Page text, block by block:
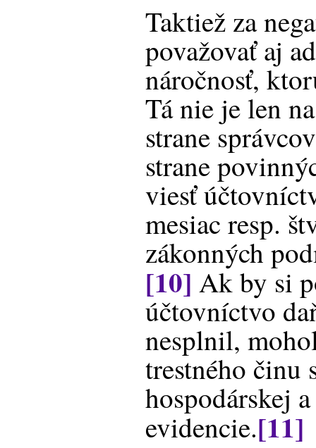
Taktiež za
považovať aj
náročnosť,
Tá nie je len
strane
strane
viesť
mesiac resp.
zákonných
[10] Ak by si
účtovníctvo
nesplnil,
trestného činu
hospodárskej
evidencie.[11]